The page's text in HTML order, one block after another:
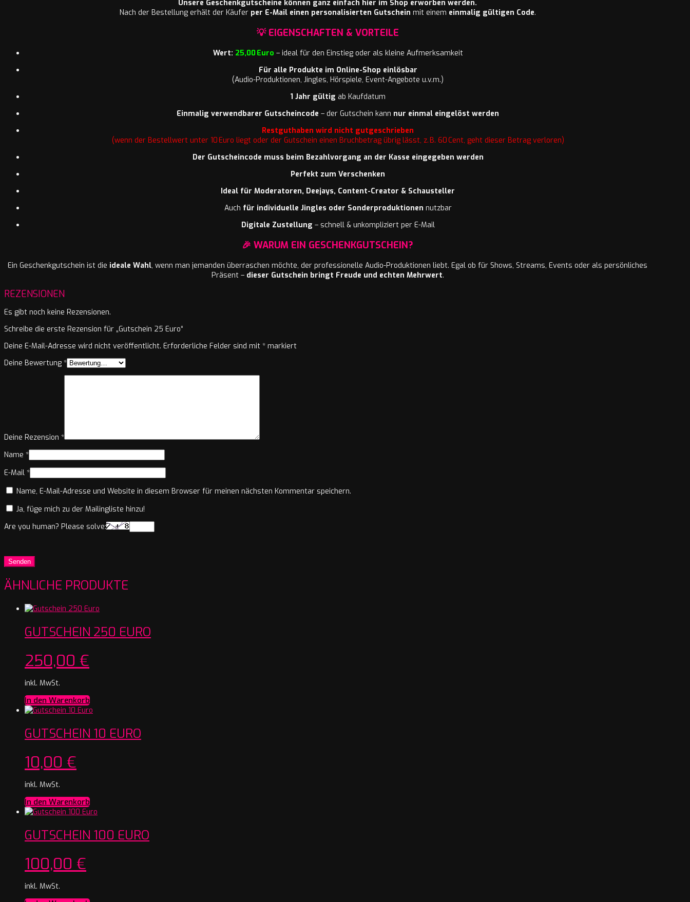
Unsere Geschenkgutscheine können ganz einfach hier im Shop erworben werden.
Nach der Bestellung erhält der Käufer per E-Mail einen personalisierten Gutschein mit einem einmalig gültigen Code.
💡 EIGENSCHAFTEN & VORTEILE
Wert: 25,00 Euro – ideal für den Einstieg oder als kleine Aufmerksamkeit
Für alle Produkte im Online-Shop einlösbar
(Audio-Produktionen, Jingles, Hörspiele, Event-Angebote u.v.m.)
1 Jahr gültig ab Kaufdatum
Einmalig verwendbarer Gutscheincode – der Gutschein kann nur einmal eingelöst werden
Restguthaben wird nicht gutgeschrieben
(wenn der Bestellwert unter 10 Euro liegt oder der Gutschein einen Bruchbetrag übrig lässt, z. B. 60 Cent, geht dieser Betrag verloren)
Der Gutscheincode muss beim Bezahlvorgang an der Kasse eingegeben werden
Perfekt zum Verschenken
Ideal für Moderatoren, Deejays, Content-Creator & Schausteller
Auch für individuelle Jingles oder Sonderproduktionen nutzbar
Digitale Zustellung – schnell & unkompliziert per E-Mail
🎉 WARUM EIN GESCHENKGUTSCHEIN?
Ein Geschenkgutschein ist die ideale Wahl, wenn man jemanden überraschen möchte, der professionelle Audio-Produktionen liebt. Egal ob für Shows, Streams, Events oder als persönliches
Präsent – dieser Gutschein bringt Freude und echten Mehrwert.
REZENSIONEN
Es gibt noch keine Rezensionen.
Schreibe die erste Rezension für „Gutschein 25 Euro“
Deine E-Mail-Adresse wird nicht veröffentlicht. Erforderliche Felder sind mit * markiert
Deine Bewertung *
Deine Rezension *
Name *
E-Mail *
Name, E-Mail-Adresse und Website in diesem Browser für meinen nächsten Kommentar speichern.
Ja, füge mich zu der Mailingliste hinzu!
Are you human? Please solve:
ÄHNLICHE PRODUKTE
GUTSCHEIN 250 EURO
250,00 €
inkl. MwSt.
In den Warenkorb
GUTSCHEIN 10 EURO
10,00 €
inkl. MwSt.
In den Warenkorb
GUTSCHEIN 100 EURO
100,00 €
inkl. MwSt.